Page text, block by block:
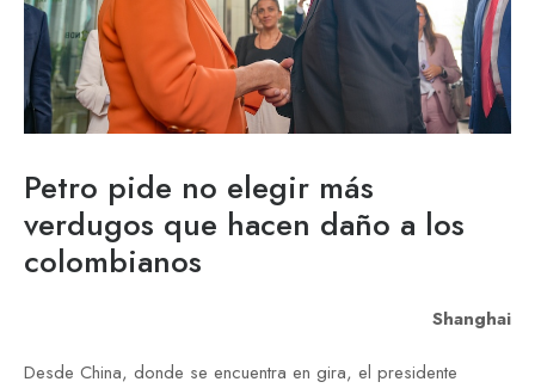
Petro pide no elegir más
verdugos que hacen daño a los
colombianos
Shanghai
Desde China, donde se encuentra en gira, el presidente